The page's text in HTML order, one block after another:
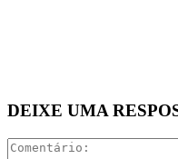
DEIXE UMA